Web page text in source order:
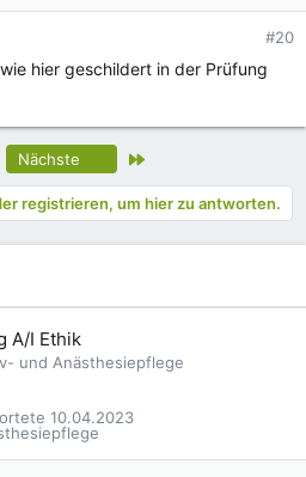
#20
hier geschildert in der Prüfung
Nächste
registrieren, um hier zu antworten.
A/I Ethik
und Anästhesiepflege
10.04.2023